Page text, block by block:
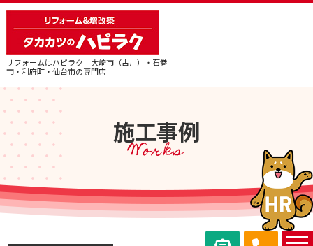
リフォームはハピラク｜大崎市（古川）・石巻
市・利府町・仙台市の専門店
施工事例
Works